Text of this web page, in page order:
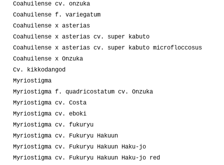
Coahuilense cv. onzuka
Coahuilense f. variegatum
Coahuilense x asterias
Coahuilense x asterias cv. super kabuto
Coahuilense x asterias cv. super kabuto microfloccosus
Coahuilense x Onzuka
Cv. kikkodangod
Myriostigma
Myriostigma f. quadricostatum cv. Onzuka
Myriostigma cv. Costa
Myriostigma cv. eboki
Myriostigma cv. fukuryu
Myriostigma cv. Fukuryu Hakuun
Myriostigma cv. Fukuryu Hakuun Haku-jo
Myriostigma cv. Fukuryu Hakuun Haku-jo red